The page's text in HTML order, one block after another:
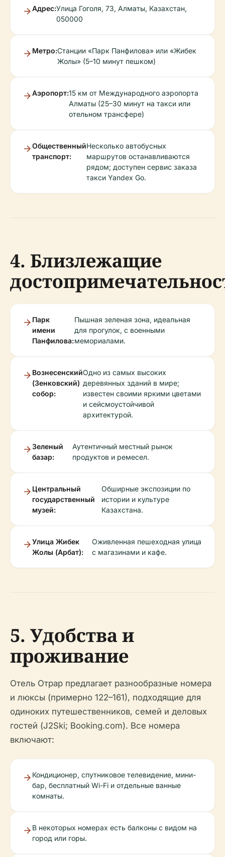
Адрес:Улица Гоголя, 73, Алматы, Казахстан,
050000
Метро:Станции «Парк Панфилова» или «Жибек
Жолы» (5–10 минут пешком)
Аэропорт:15 км от Международного аэропорта
Алматы (25–30 минут на такси или
отельном трансфере)
Общественный
транспорт:
Несколько автобусных
маршрутов останавливаются
рядом; доступен сервис заказа
такси Yandex Go.
4. Близлежащие
Парк
имени
Панфилова:
Пышная зеленая зона, идеальная
для прогулок, с военными
мемориалами.
Вознесенский
(Зенковский)
собор:
Одно из самых высоких
деревянных зданий в мире;
известен своими яркими цветами
и сейсмоустойчивой
архитектурой.
Зеленый
базар:
Аутентичный местный рынок
продуктов и ремесел.
Центральный
государственный
музей:
Обширные экспозиции по
истории и культуре
Казахстана.
Улица Жибек
Жолы (Арбат):
Оживленная пешеходная улица
с магазинами и кафе.
5. Удобства и
проживание
Отель Отрар предлагает разнообразные номера
и люксы (примерно 122–161), подходящие для
одиноких путешественников, семей и деловых
гостей (J2Ski; Booking.com). Все номера
включают:
Кондиционер, спутниковое телевидение, мини-
бар, бесплатный Wi-Fi и отдельные ванные
комнаты.
В некоторых номерах есть балконы с видом на
город или горы.